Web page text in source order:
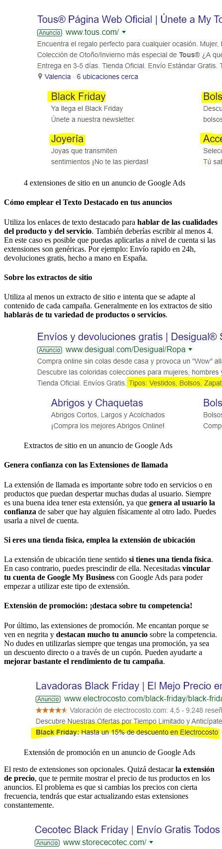
4 extensiones de sitio en un anuncio de Google Ads
Cómo emplear el Texto Destacado en tus anuncios
Utiliza los enlaces de texto destacado para hablar de las cualidades
del producto y del servicio. También deberías escribir al menos 4.
En este caso es posible que puedas aplicarlas a nivel de cuenta si las
extensiones son genéricas. Por ejemplo: Envío rapido en 24h,
devoluciones gratis, hecho a mano en España.
Sobre los extractos de sitio
Utiliza al menos un extracto de sitio e intenta que se adapte al
contenido de cada campaña. Generalmente en los extractos de sitio
hablarás de tu variedad de productos o servicios.
Extractos de sitio en un anuncio de Google Ads
Genera confianza con las Extensiones de llamada
La extensión de llamada es importante sobre todo en servicios o en
productos que puedan despertar muchas dudas al usuario. Siempre
es una buena idea tener esta extensión, ya que genera al usuario la
confianza de saber que hay alguien físicamente al otro lado. Puedes
usarla a nivel de cuenta.
Si eres una tienda física, emplea la extensión de ubicación
La extensión de ubicación tiene sentido si tienes una tienda física.
En caso contrario, puedes prescindir de ella. Necesitadas vincular
tu cuenta de Google My Business con Google Ads para poder
empezar a utilizar este tipo de extensión.
Extensión de promoción: ¡destaca sobre tu competencia!
Por último, las extensiones de promoción. Me encantan porque se
ven en negrita y destacan mucho tu anuncio sobre la competencia.
No dudes en utilizarlas siempre que tengas una promoción, ya sea
un descuento directo o a través de un cupón. Pueden ayudarte a
mejorar bastante el rendimiento de tu campaña.
Extensión de promoción en un anuncio de Google Ads
El resto de extensiones son opcionales. Quizá destacarla extensión
de precio, que te permite mostrar el precio de tus productos en los
anuncios. El problema es que si cambias los precios con cierta
frecuencia, tendrás que estar actualizando estas extensiones
constantemente.